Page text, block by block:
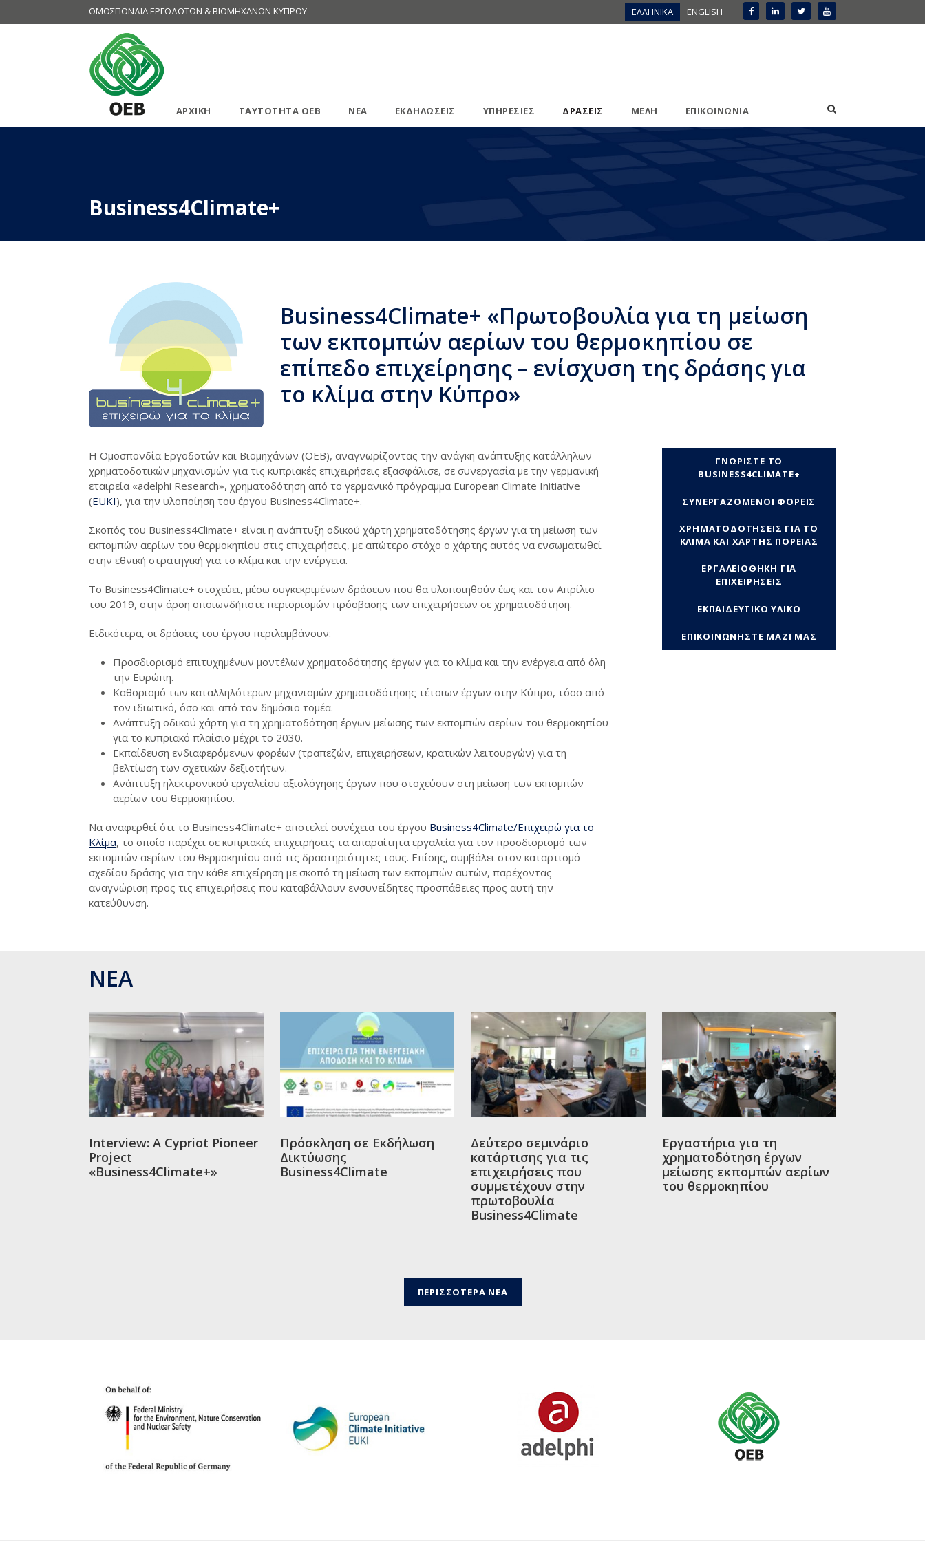
ΟΜΟΣΠΟΝΔΙΑ ΕΡΓΟΔΟΤΩΝ & ΒΙΟΜΗΧΑΝΩΝ ΚΥΠΡΟΥ ΕΛΛΗΝΙΚΑ ENGLISH
ΑΡΧΙΚΗ ΤΑΥΤΟΤΗΤΑ ΟΕΒ ΝΕΑ ΕΚΔΗΛΩΣΕΙΣ ΥΠΗΡΕΣΙΕΣ ΔΡΑΣΕΙΣ ΜΕΛΗ ΕΠΙΚΟΙΝΩΝΙΑ
Business4Climate+
Business4Climate+ «Πρωτοβουλία για τη μείωση
των εκπομπών αερίων του θερμοκηπίου σε
επίπεδο επιχείρησης – ενίσχυση της δράσης για
το κλίμα στην Κύπρο»
Η Ομοσπονδία Εργοδοτών και Βιομηχάνων (ΟΕΒ), αναγνωρίζοντας την ανάγκη ανάπτυξης κατάλληλων
χρηματοδοτικών μηχανισμών για τις κυπριακές επιχειρήσεις εξασφάλισε, σε συνεργασία με την γερμανική
εταιρεία «adelphi Research», χρηματοδότηση από το γερμανικό πρόγραμμα European Climate Initiative
(EUKI), για την υλοποίηση του έργου Business4Climate+.
Σκοπός του Business4Climate+ είναι η ανάπτυξη οδικού χάρτη χρηματοδότησης έργων για τη μείωση των
εκπομπών αερίων του θερμοκηπίου στις επιχειρήσεις, με απώτερο στόχο ο χάρτης αυτός να ενσωματωθεί
στην εθνική στρατηγική για το κλίμα και την ενέργεια.
Το Business4Climate+ στοχεύει, μέσω συγκεκριμένων δράσεων που θα υλοποιηθούν έως και τον Απρίλιο
του 2019, στην άρση οποιωνδήποτε περιορισμών πρόσβασης των επιχειρήσεων σε χρηματοδότηση.
Ειδικότερα, οι δράσεις του έργου περιλαμβάνουν:
Προσδιορισμό επιτυχημένων μοντέλων χρηματοδότησης έργων για το κλίμα και την ενέργεια από όλη
την Ευρώπη.
Καθορισμό των καταλληλότερων μηχανισμών χρηματοδότησης τέτοιων έργων στην Κύπρο, τόσο από
τον ιδιωτικό, όσο και από τον δημόσιο τομέα.
Ανάπτυξη οδικού χάρτη για τη χρηματοδότηση έργων μείωσης των εκπομπών αερίων του θερμοκηπίου
για το κυπριακό πλαίσιο μέχρι το 2030.
Εκπαίδευση ενδιαφερόμενων φορέων (τραπεζών, επιχειρήσεων, κρατικών λειτουργών) για τη
βελτίωση των σχετικών δεξιοτήτων.
Ανάπτυξη ηλεκτρονικού εργαλείου αξιολόγησης έργων που στοχεύουν στη μείωση των εκπομπών
αερίων του θερμοκηπίου.
Να αναφερθεί ότι το Business4Climate+ αποτελεί συνέχεια του έργου Business4Climate/Επιχειρώ για το
Κλίμα, το οποίο παρέχει σε κυπριακές επιχειρήσεις τα απαραίτητα εργαλεία για τον προσδιορισμό των
εκπομπών αερίων του θερμοκηπίου από τις δραστηριότητες τους. Επίσης, συμβάλει στον καταρτισμό
σχεδίου δράσης για την κάθε επιχείρηση με σκοπό τη μείωση των εκπομπών αυτών, παρέχοντας
αναγνώριση προς τις επιχειρήσεις που καταβάλλουν ενσυνείδητες προσπάθειες προς αυτή την
κατεύθυνση.
ΓΝΩΡΙΣΤΕ ΤΟ
BUSINESS4CLIMATE+
ΣΥΝΕΡΓΑΖΟΜΕΝΟΙ ΦΟΡΕΙΣ
ΧΡΗΜΑΤΟΔΟΤΗΣΕΙΣ ΓΙΑ ΤΟ
ΚΛΙΜΑ ΚΑΙ ΧΑΡΤΗΣ ΠΟΡΕΙΑΣ
ΕΡΓΑΛΕΙΟΘΗΚΗ ΓΙΑ
ΕΠΙΧΕΙΡΗΣΕΙΣ
ΕΚΠΑΙΔΕΥΤΙΚΟ ΥΛΙΚΟ
ΕΠΙΚΟΙΝΩΝΗΣΤΕ ΜΑΖΙ ΜΑΣ
ΝΕΑ
Interview: A Cypriot Pioneer
Project
«Business4Climate+»
Πρόσκληση σε Εκδήλωση
Δικτύωσης
Business4Climate
Δεύτερο σεμινάριο
κατάρτισης για τις
επιχειρήσεις που
συμμετέχουν στην
πρωτοβουλία
Business4Climate
Εργαστήρια για τη
χρηματοδότηση έργων
μείωσης εκπομπών αερίων
του θερμοκηπίου
ΠΕΡΙΣΣΟΤΕΡΑ ΝΕΑ